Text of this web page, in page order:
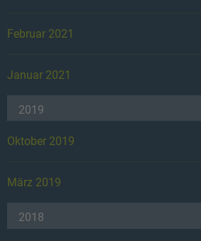
Februar 2021
Januar 2021
2019
Oktober 2019
März 2019
2018